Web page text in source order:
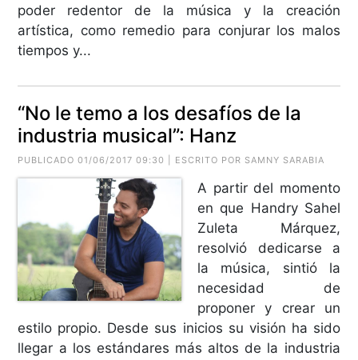
poder redentor de la música y la creación
artística, como remedio para conjurar los malos
tiempos y...
“No le temo a los desafíos de la
industria musical”: Hanz
PUBLICADO 01/06/2017 09:30 | ESCRITO POR SAMNY SARABIA
A partir del momento
en que Handry Sahel
Zuleta Márquez,
resolvió dedicarse a
la música, sintió la
necesidad de
proponer y crear un
estilo propio. Desde sus inicios su visión ha sido
llegar a los estándares más altos de la industria